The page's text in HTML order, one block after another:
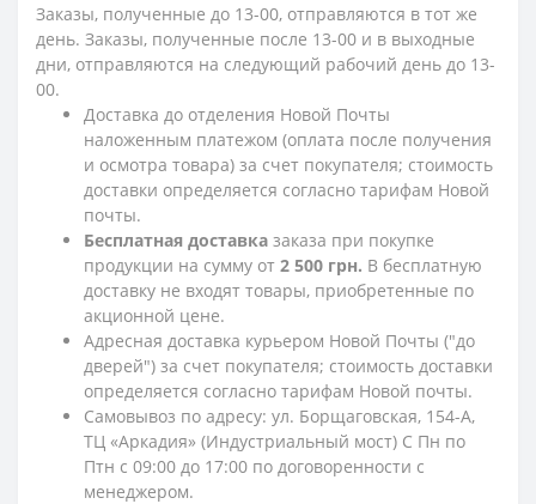
Заказы, полученные до 13-00, отправляются в тот же
день. Заказы, полученные после 13-00 и в выходные
дни, отправляются на следующий рабочий день до 13-
00.
Доставка до отделения Новой Почты
наложенным платежом (оплата после получения
и осмотра товара) за счет покупателя; стоимость
доставки определяется согласно тарифам Новой
почты.
Бесплатная доставка заказа при покупке
продукции на сумму от 2 500 грн. В бесплатную
доставку не входят товары, приобретенные по
акционной цене.
Адресная доставка курьером Новой Почты ("до
дверей") за счет покупателя; стоимость доставки
определяется согласно тарифам Новой почты.
Самовывоз по адресу: ул. Борщаговская, 154-А,
ТЦ «Аркадия» (Индустриальный мост) С Пн по
Птн с 09:00 до 17:00 по договоренности с
менеджером.